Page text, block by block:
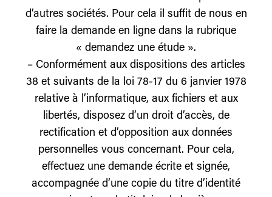
d’autres sociétés. Pour cela il suffit de nous en
faire la demande en ligne dans la rubrique
« demandez une étude ».
– Conformément aux dispositions des articles
38 et suivants de la loi 78-17 du 6 janvier 1978
relative à l’informatique, aux fichiers et aux
libertés, disposez d’un droit d’accès, de
rectification et d’opposition aux données
personnelles vous concernant. Pour cela,
effectuez une demande écrite et signée,
accompagnée d’une copie du titre d’identité